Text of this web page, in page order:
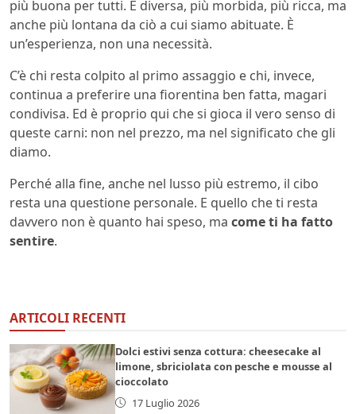
più buona per tutti. È diversa, più morbida, più ricca, ma
anche più lontana da ciò a cui siamo abituate. È
un’esperienza, non una necessità.
C’è chi resta colpito al primo assaggio e chi, invece,
continua a preferire una fiorentina ben fatta, magari
condivisa. Ed è proprio qui che si gioca il vero senso di
queste carni: non nel prezzo, ma nel significato che gli
diamo.
Perché alla fine, anche nel lusso più estremo, il cibo
resta una questione personale. E quello che ti resta
davvero non è quanto hai speso, ma come ti ha fatto
sentire.
ARTICOLI RECENTI
Dolci estivi senza cottura: cheesecake al
limone, sbriciolata con pesche e mousse al
cioccolato
17 Luglio 2026